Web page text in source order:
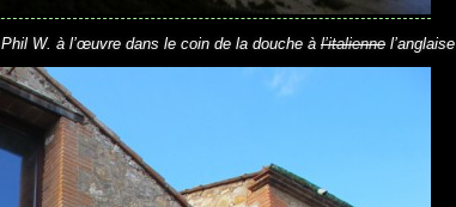
Phil W. à l’œuvre dans le coin de la douche à l’italienne l’anglaise